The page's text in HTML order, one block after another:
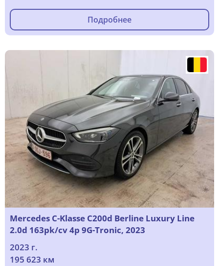
Подробнее
Mercedes C-Klasse C200d Berline Luxury Line
2.0d 163pk/cv 4p 9G-Tronic, 2023
2023 г.
195 623 км